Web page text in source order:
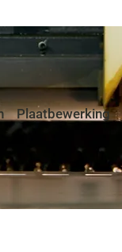
Plaatbewerking